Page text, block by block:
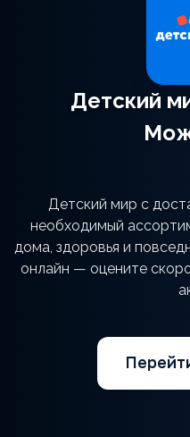
Детский
Детский мир с
необходимый
дома, здоровья и
онлайн — оцените